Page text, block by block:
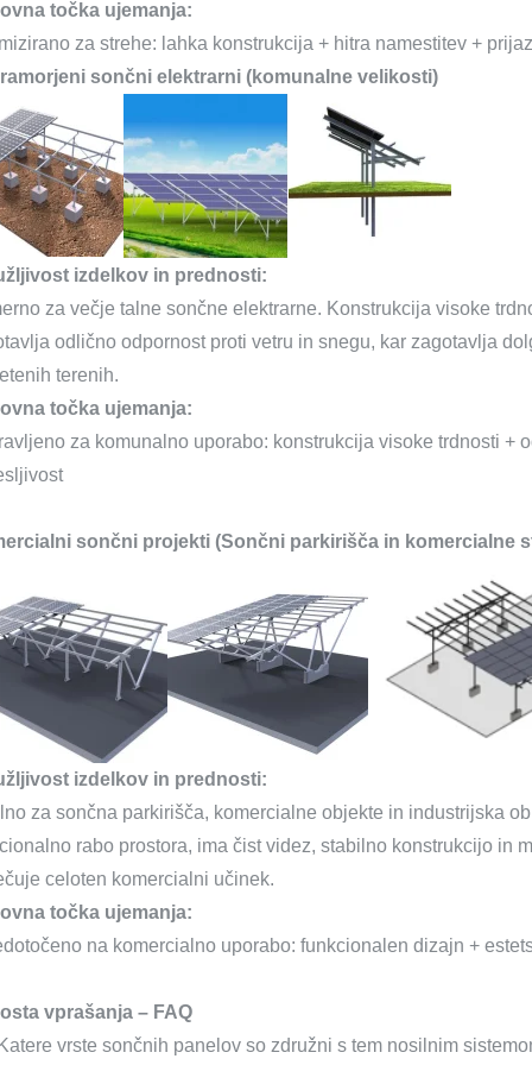
točka ujemanja:
za strehe: lahka konstrukcija + hitra namestitev +
sončni elektrarni (komunalne velikosti)
izdelkov in prednosti:
za večje talne sončne elektrarne. Konstrukcija visoke
odlično odpornost proti vetru in snegu, kar zagotavlja
terenih.
točka ujemanja:
za komunalno uporabo: konstrukcija visoke trdnosti +
sončni projekti (Sončni parkirišča in komercialne
izdelkov in prednosti:
za sončna parkirišča, komercialne objekte in industrijska
rabo prostora, ima čist videz, stabilno konstrukcijo in
celoten komercialni učinek.
točka ujemanja:
na komercialno uporabo: funkcionalen dizajn +
vprašanja – FAQ
vrste sončnih panelov so združni s tem nosilnim